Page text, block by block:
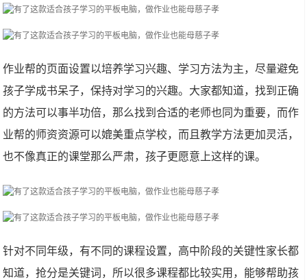
作业帮的页面设置以培养学习兴趣、学习方法为主，尽量避免
孩子学成书呆子，保持对学习的兴趣。大家都知道，找到正确
的方法可以事半功倍，那么找到合适的老师也同为重要，而作
业帮的师资资源可以媲美重点学校，而且教学方法更加灵活，
也不像真正的课堂那么严肃，孩子更愿意上这样的课。
针对不同年级，有不同的课程设置，高中阶段的关键性家长都
知道，抢分是关键词，所以很多课程都比较实用，能够帮助孩